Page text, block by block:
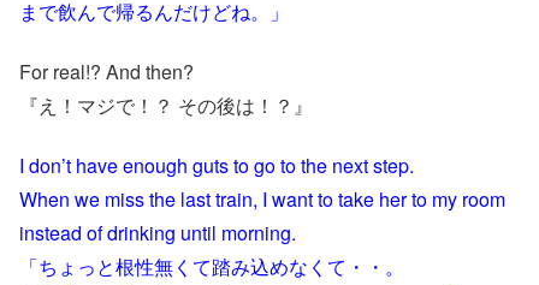
まで飲んで帰るんだけどね。」
For real!? And then?
『え！マジで！？ その後は！？』
I don’t have enough guts to go to the next step.
When we miss the last train, I want to take her to my room
instead of drinking until morning.
「ちょっと根性無くて踏み込めなくて・・。